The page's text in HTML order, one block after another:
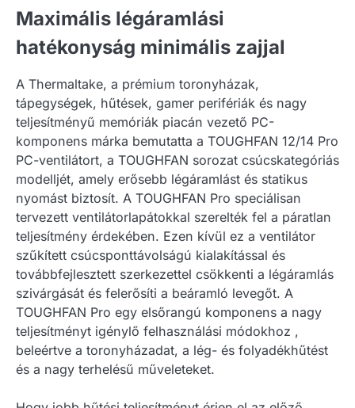
Maximális légáramlási
hatékonyság minimális zajjal
A Thermaltake, a prémium toronyházak,
tápegységek, hűtések, gamer perifériák és nagy
teljesítményű memóriák piacán vezető PC-
komponens márka bemutatta a TOUGHFAN 12/14 Pro
PC-ventilátort, a TOUGHFAN sorozat csúcskategóriás
modelljét, amely erősebb légáramlást és statikus
nyomást biztosít. A TOUGHFAN Pro speciálisan
tervezett ventilátorlapátokkal szerelték fel a páratlan
teljesítmény érdekében. Ezen kívül ez a ventilátor
szűkített csúcsponttávolságú kialakítással és
továbbfejlesztett szerkezettel csökkenti a légáramlás
szivárgását és felerősíti a beáramló levegőt. A
TOUGHFAN Pro egy elsőrangú komponens a nagy
teljesítményt igénylő felhasználási módokhoz ,
beleértve a toronyházadat, a lég- és folyadékhűtést
és a nagy terhelésű műveleteket.